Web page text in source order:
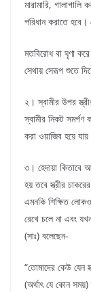
মারামারি,
পরিধান করাতে
মতবিরোধ বা ঘৃণা
সেথায় সেরূপ শুতে
২। স্বামীর উপর
স্বামীর নিকট
করা ওয়াজিব হয়ে
৩। হেদায়া কিতাবে
হয় তবে স্ত্রীর
এমনকি শিক্ষিত
রেখে চলে না এবং
(সাঃ) বলেছেন-
“তোমাদের কেউ যেন
(অর্থাৎ যে কোন সময়)